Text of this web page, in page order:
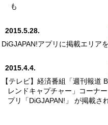
も
2015.5.28.
DiGJAPAN!アプリに掲載エリア
2015.4.4.
【テレビ】経済番組「週刊報道
レンドキャプチャー」コーナ
プリ「DiGJAPAN!」 が掲載さ